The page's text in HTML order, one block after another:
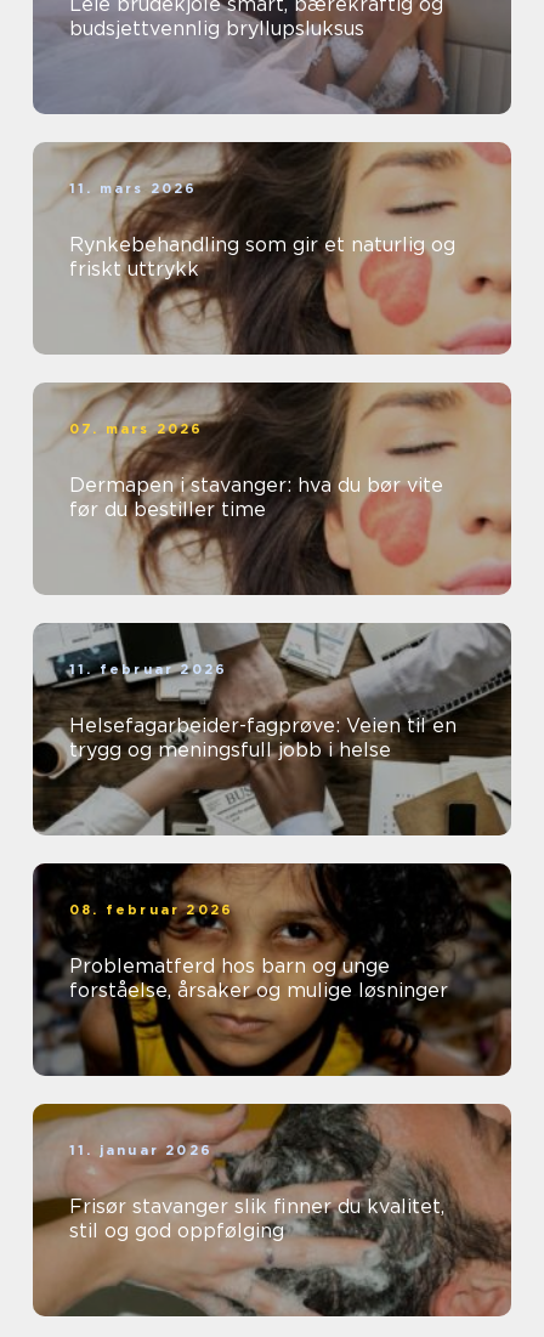
Leie brudekjole smart, bærekraftig og
budsjettvennlig bryllupsluksus
11. mars 2026
Rynkebehandling som gir et naturlig og
friskt uttrykk
07. mars 2026
Dermapen i stavanger: hva du bør vite
før du bestiller time
11. februar 2026
Helsefagarbeider-fagprøve: Veien til en
trygg og meningsfull jobb i helse
08. februar 2026
Problematferd hos barn og unge
forståelse, årsaker og mulige løsninger
11. januar 2026
Frisør stavanger slik finner du kvalitet,
stil og god oppfølging